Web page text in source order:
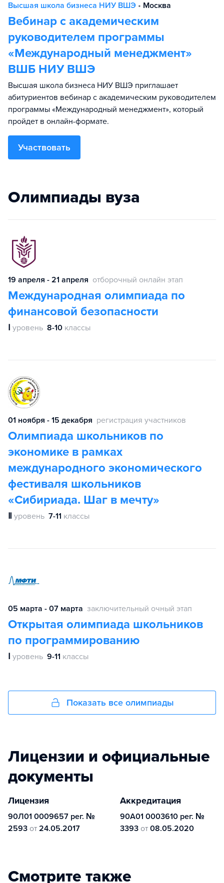
Высшая школа бизнеса НИУ ВШЭ • Москва
Вебинар с академическим
руководителем программы
«Международный менеджмент»
ВШБ НИУ ВШЭ
Высшая школа бизнеса НИУ ВШЭ приглашает
абитуриентов вебинар с академическим руководителем
программы «Международный менеджмент», который
пройдет в онлайн-формате.
Участвовать
Олимпиады вуза
19 апреля - 21 апреля отборочный онлайн этап
Международная олимпиада по
финансовой безопасности
Ⅰ уровень 8-10 классы
01 ноября - 15 декабря регистрация участников
Олимпиада школьников по
экономике в рамках
международного экономического
фестиваля школьников
«Сибириада. Шаг в мечту»
Ⅱ уровень 7-11 классы
05 марта - 07 марта заключительный очный этап
Открытая олимпиада школьников
по программированию
Ⅰ уровень 9-11 классы
Показать все олимпиады
Лицензии и официальные
документы
Лицензия
90Л01 0009657 рег. №
2593 от 24.05.2017
Аккредитация
90А01 0003610 рег. №
3393 от 08.05.2020
Смотрите также